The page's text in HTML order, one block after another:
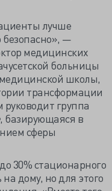
лучше
—
медицинских
больницы
школы,
трансформации
руководит группа
, базирующаяся в
сферы
30% стационарного
дому, но для этого